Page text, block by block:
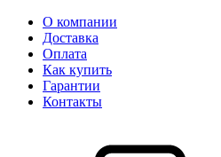
О компании
Доставка
Оплата
Как купить
Гарантии
Контакты